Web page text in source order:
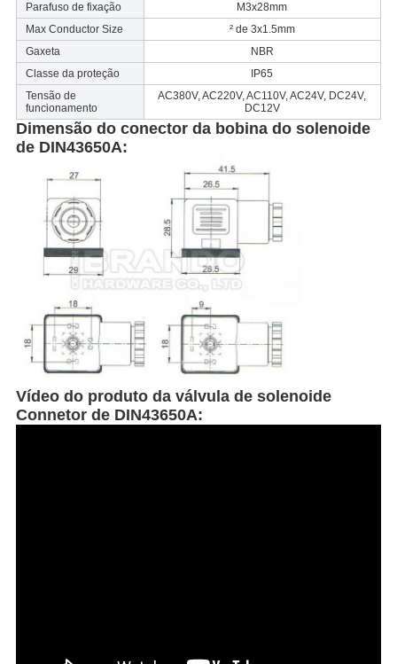
Parafuso de fixação
M3x28mm
Max Conductor Size
² de 3x1.5mm
Gaxeta
NBR
Classe da proteção
IP65
Tensão de
funcionamento
AC380V, AC220V, AC110V, AC24V, DC24V,
DC12V
Dimensão do conector da bobina do solenoide
de DIN43650A:
Vídeo do produto da válvula de solenoide
Connetor de DIN43650A: